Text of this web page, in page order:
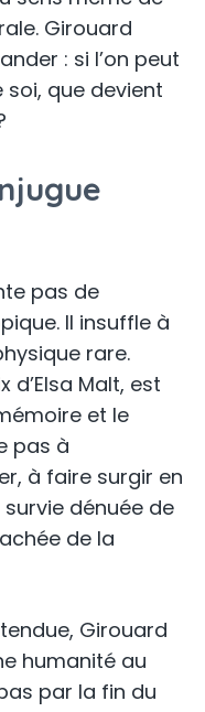
Girouard
: si l’on peut
que devient
pas de
Il insuffle à
rare.
Malt, est
et le
pas à
à faire surgir en
dénuée de
de la
Girouard
humanité au
par la fin du